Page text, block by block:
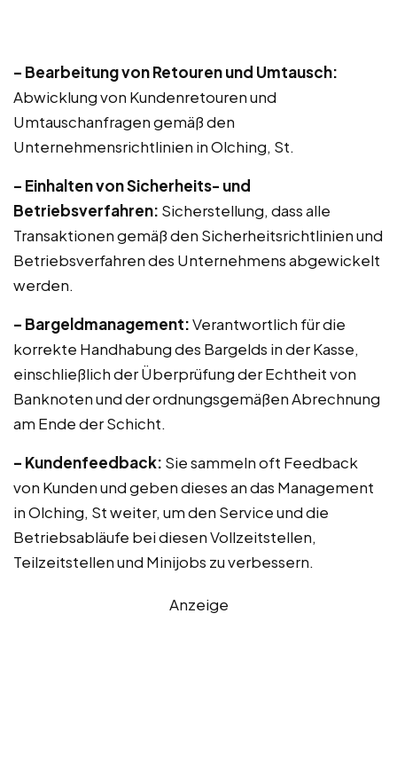
– Bearbeitung von Retouren und Umtausch:
Abwicklung von Kundenretouren und
Umtauschanfragen gemäß den
Unternehmensrichtlinien in Olching, St.
– Einhalten von Sicherheits- und
Betriebsverfahren: Sicherstellung, dass alle
Transaktionen gemäß den Sicherheitsrichtlinien und
Betriebsverfahren des Unternehmens abgewickelt
werden.
– Bargeldmanagement:Verantwortlich für die
korrekte Handhabung des Bargelds in der Kasse,
einschließlich der Überprüfung der Echtheit von
Banknoten und der ordnungsgemäßen Abrechnung
am Ende der Schicht.
– Kundenfeedback: Sie sammeln oft Feedback
von Kunden und geben dieses an das Management
in Olching, St weiter, um den Service und die
Betriebsabläufe bei diesen Vollzeitstellen,
Teilzeitstellen und Minijobs zu verbessern.
Anzeige